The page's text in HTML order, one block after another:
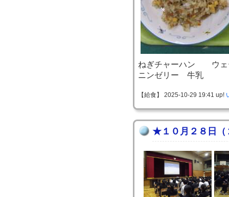
ねぎチャーハン ウ
ニンゼリー 牛乳
【給食】 2025-10-29 19:41 up!
★１０月２８日（